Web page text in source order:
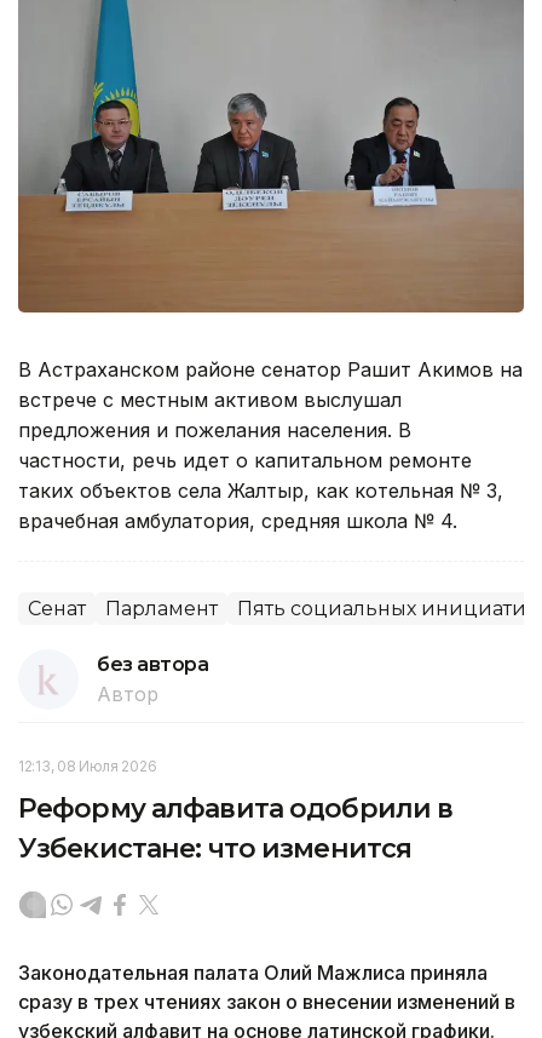
В Астраханском районе сенатор Рашит Акимов на
встрече с местным активом выслушал
предложения и пожелания населения. В
частности, речь идет о капитальном ремонте
таких объектов села Жалтыр, как котельная № 3,
врачебная амбулатория, средняя школа № 4.
Сенат Парламент Пять социальных инициатив
без автора
Автор
12:13, 08 Июля 2026
Реформу алфавита одобрили в
Узбекистане: что изменится
Законодательная палата Олий Мажлиса приняла
сразу в трех чтениях закон о внесении изменений в
узбекский алфавит на основе латинской графики.